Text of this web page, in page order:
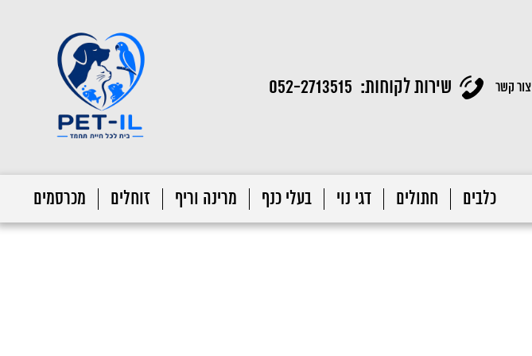
צור קשר שירות לקוחות: 052-2713515
כלבים חתולים דגי נוי בעלי כנף מרינה וריף זוחלים מכרסמים